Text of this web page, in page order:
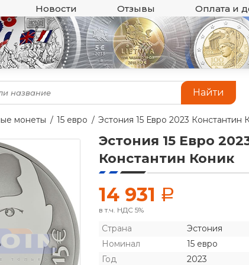
Новости Отзывы Оплата и
Найти
монеты 15 евро Эстония 15 Евро 2023 Константин
Эстония 15 Евро
Константин Коник
14 931 a
в т.ч. НДС 5%
Страна
Эстония
Номинал
15 евро
Год
2023